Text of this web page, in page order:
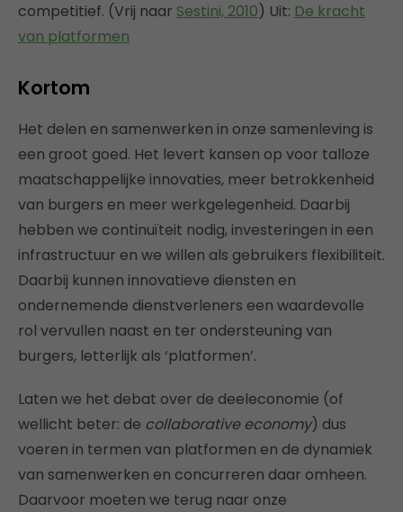
competitief. (Vrij naar Sestini, 2010) Uit: De kracht
van platformen
Kortom
Het delen en samenwerken in onze samenleving is
een groot goed. Het levert kansen op voor talloze
maatschappelijke innovaties, meer betrokkenheid
van burgers en meer werkgelegenheid. Daarbij
hebben we continuïteit nodig, investeringen in een
infrastructuur en we willen als gebruikers flexibiliteit.
Daarbij kunnen innovatieve diensten en
ondernemende dienstverleners een waardevolle
rol vervullen naast en ter ondersteuning van
burgers, letterlijk als ‘platformen’.
Laten we het debat over de deeleconomie (of
wellicht beter: de collaborative economy) dus
voeren in termen van platformen en de dynamiek
van samenwerken en concurreren daar omheen.
Daarvoor moeten we terug naar onze